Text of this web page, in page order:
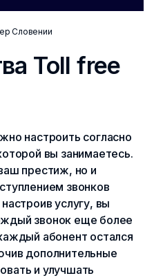
Словении
Toll free
настроить согласно
вы занимаетесь.
престиж, но и
звонков
услугу, вы
звонок еще более
абонент остался
дополнительные
и улучшать